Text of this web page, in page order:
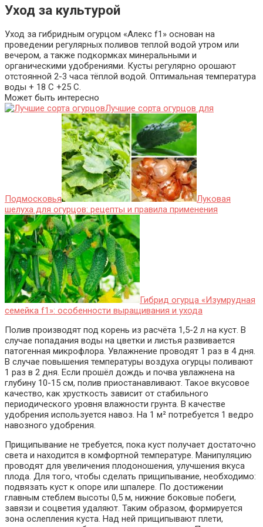
Уход за культурой
Уход за гибридным огурцом «Алекс f1» основан на
проведении регулярных поливов теплой водой утром или
вечером, а также подкормках минеральными и
органическими удобрениями. Кусты регулярно орошают
отстоянной 2-3 часа тёплой водой. Оптимальная температура
воды + 18 С +25 С.
Может быть интересно
Лучшие сорта огурцов для
Подмосковья
Луковая
шелуха для огурцов: рецепты и правила применения
Гибрид огурца «Изумрудная
семейка f1»: особенности выращивания и ухода
Полив производят под корень из расчёта 1,5-2 л на куст. В
случае попадания воды на цветки и листья развивается
патогенная микрофлора. Увлажнение проводят 1 раз в 4 дня.
В случае повышения температуры воздуха огурцы поливают
1 раз в 2 дня. Если прошёл дождь и почва увлажнена на
глубину 10-15 см, полив приостанавливают. Такое вкусовое
качество, как хрусткость зависит от стабильного
периодического уровня влажности грунта. В качестве
удобрения используется навоз. На 1 м² потребуется 1 ведро
навозного удобрения.
Прищипывание не требуется, пока куст получает достаточно
света и находится в комфортной температуре. Манипуляцию
проводят для увеличения плодоношения, улучшения вкуса
плода. Для того, чтобы сделать прищипывание, необходимо:
подвязать куст к опоре или шпалере. По достижении
главным стеблем высоты 0,5 м, нижние боковые побеги,
завязи и соцветия удаляют. Таким образом, формируется
зона ослепления куста. Над ней прищипывают плети,